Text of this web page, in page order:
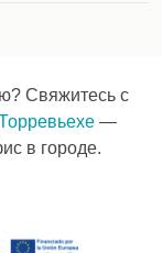
Свяжитесь с
—
в городе.